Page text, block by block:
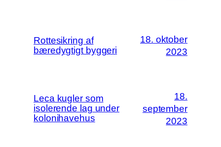
Rottesikring af
bæredygtigt byggeri
18. oktober
2023
Leca kugler som
isolerende lag under
kolonihavehus
18.
september
2023